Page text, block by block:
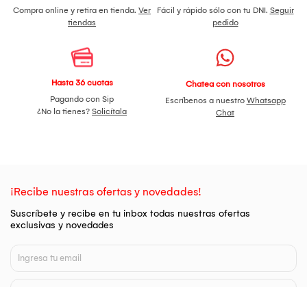
Compra online y retira en tienda. Ver
tiendas
Fácil y rápido sólo con tu DNI. Seguir
pedido
Hasta 36 cuotas
Pagando con Sip
¿No la tienes? Solicítala
Chatea con nosotros
Escríbenos a nuestro Whatsapp
Chat
¡Recibe nuestras ofertas y novedades!
Suscríbete y recibe en tu inbox todas nuestras ofertas
exclusivas y novedades